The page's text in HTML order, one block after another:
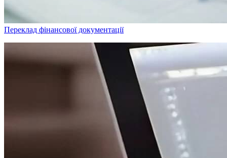
Переклад фінансової документації